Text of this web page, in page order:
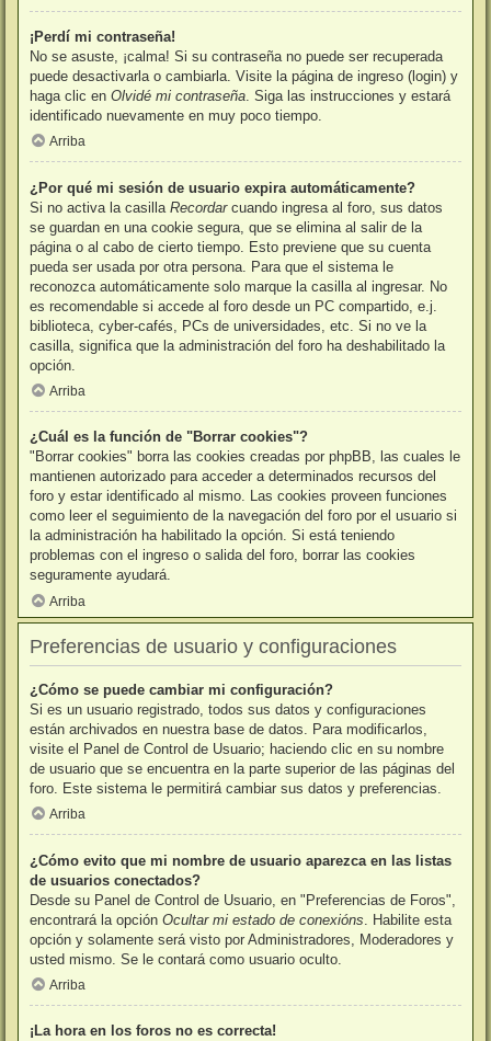
¡Perdí mi contraseña!
No se asuste, ¡calma! Si su contraseña no puede ser recuperada
puede desactivarla o cambiarla. Visite la página de ingreso (login) y
haga clic en Olvidé mi contraseña . Siga las instrucciones y estará
identificado nuevamente en muy poco tiempo.
Arriba
¿Por qué mi sesión de usuario expira automáticamente?
Si no activa la casilla Recordarcuando ingresa al foro, sus datos
se guardan en una cookie segura, que se elimina al salir de la
página o al cabo de cierto tiempo. Esto previene que su cuenta
pueda ser usada por otra persona. Para que el sistema le
reconozca automáticamente solo marque la casilla al ingresar. No
es recomendable si accede al foro desde un PC compartido, e.j.
biblioteca, cyber-cafés, PCs de universidades, etc. Si no ve la
casilla, significa que la administración del foro ha deshabilitado la
opción.
Arriba
¿Cuál es la función de "Borrar cookies"?
"Borrar cookies" borra las cookies creadas por phpBB, las cuales le
mantienen autorizado para acceder a determinados recursos del
foro y estar identificado al mismo. Las cookies proveen funciones
como leer el seguimiento de la navegación del foro por el usuario si
la administración ha habilitado la opción. Si está teniendo
problemas con el ingreso o salida del foro, borrar las cookies
seguramente ayudará.
Arriba
Preferencias de usuario y configuraciones
¿Cómo se puede cambiar mi configuración?
Si es un usuario registrado, todos sus datos y configuraciones
están archivados en nuestra base de datos. Para modificarlos,
visite el Panel de Control de Usuario; haciendo clic en su nombre
de usuario que se encuentra en la parte superior de las páginas del
foro. Este sistema le permitirá cambiar sus datos y preferencias.
Arriba
¿Cómo evito que mi nombre de usuario aparezca en las listas
de usuarios conectados?
Desde su Panel de Control de Usuario, en "Preferencias de Foros",
encontrará la opción Ocultar mi estado de conexións . Habilite esta
opción y solamente será visto por Administradores, Moderadores y
usted mismo. Se le contará como usuario oculto.
Arriba
¡La hora en los foros no es correcta!